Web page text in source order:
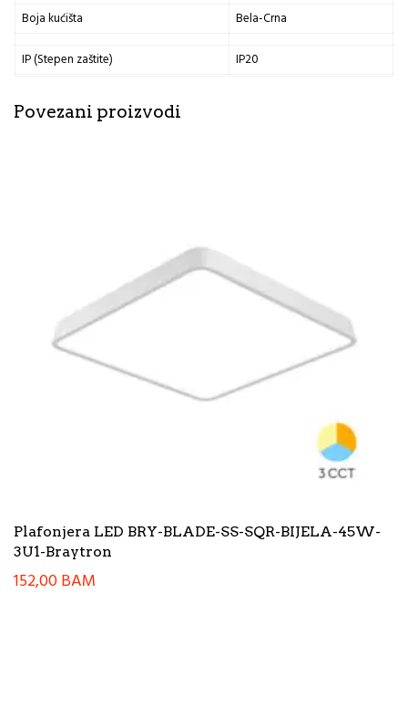
Boja kućišta
Bela-Crna
IP (Stepen zaštite) IP20
Povezani proizvodi
Plafonjera LED BRY-BLADE-SS-SQR-BIJELA-45W-
3U1-Braytron
152,00BAM